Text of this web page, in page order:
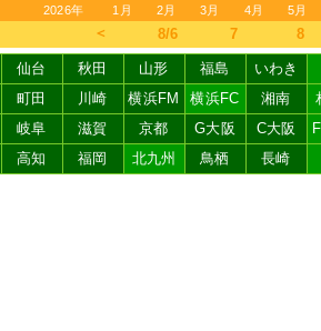
2026年 1月 2月 3月 4月 5月
＜ 8/6 7 8
仙台 秋田 山形 福島
いわき
町田 川崎 横浜FM 横浜FC 湘南
岐阜 滋賀 京都 G大阪 C大阪
高知 福岡 北九州 鳥栖 長崎